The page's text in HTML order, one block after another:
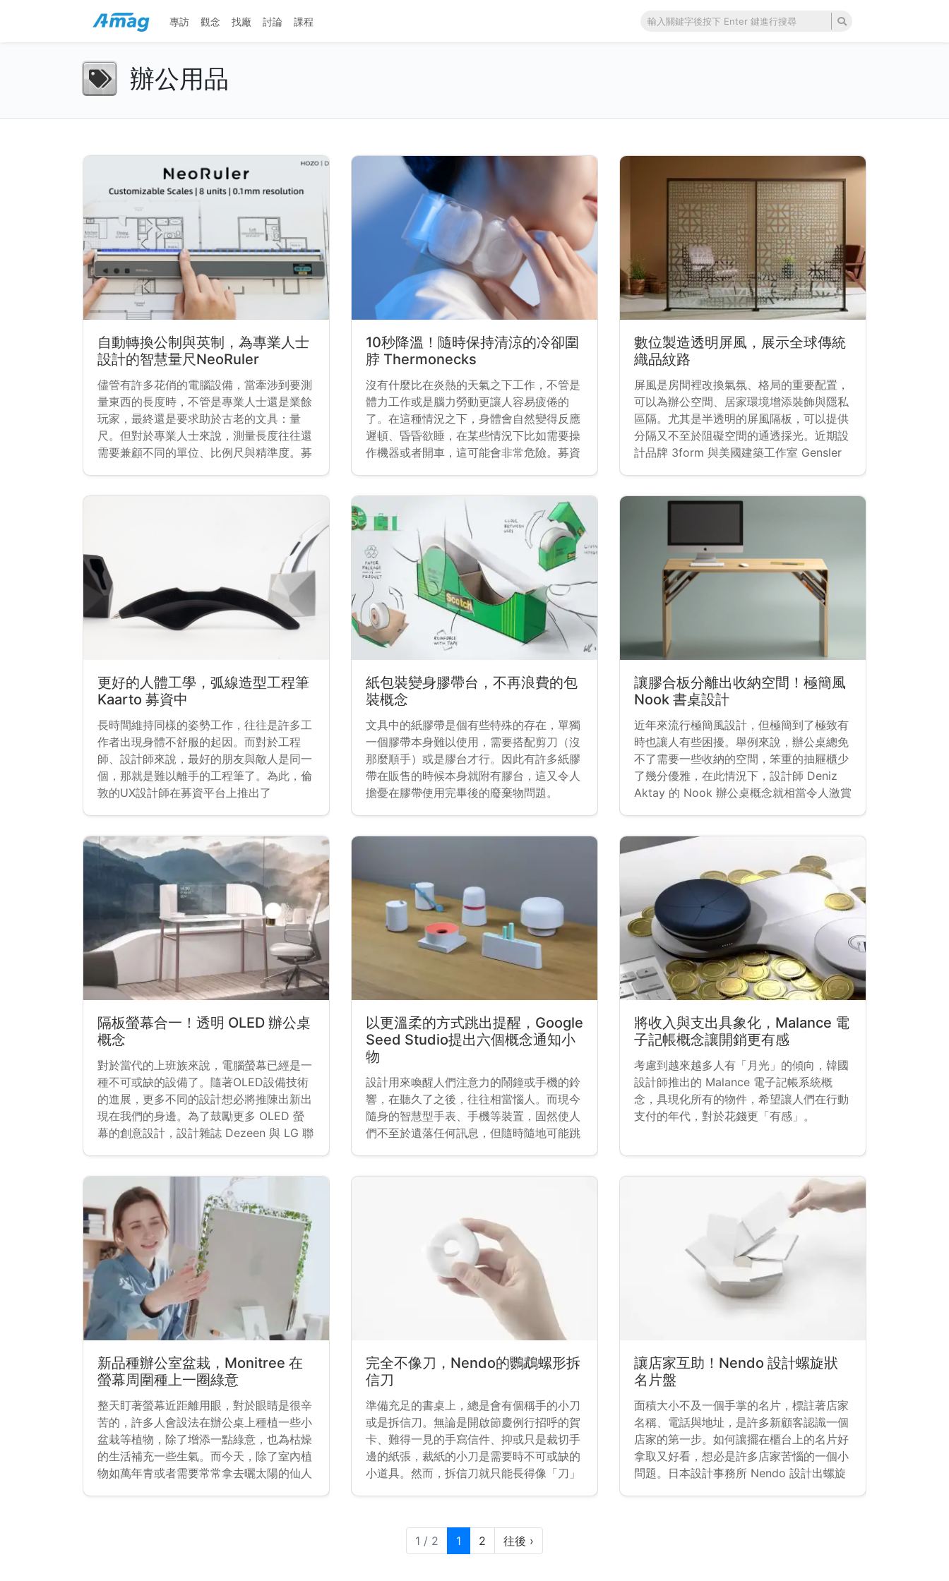
專訪 觀念 找廠 討論 課程
辦公用品
自動轉換公制與英制，為專業人士
設計的智慧量尺NeoRuler
儘管有許多花俏的電腦設備，當牽涉到要測
量東西的長度時，不管是專業人士還是業餘
玩家，最終還是要求助於古老的文具：量
尺。但對於專業人士來說，測量長度往往還
需要兼顧不同的單位、比例尺與精準度。募
10秒降溫！隨時保持清涼的冷卻圍
脖 Thermonecks
沒有什麼比在炎熱的天氣之下工作，不管是
體力工作或是腦力勞動更讓人容易疲倦的
了。在這種情況之下，身體會自然變得反應
遲頓、昏昏欲睡，在某些情況下比如需要操
作機器或者開車，這可能會非常危險。募資
了新的技術，可以快速又舒適的降低體溫。
數位製造透明屏風，展示全球傳統
織品紋路
屏風是房間裡改換氣氛、格局的重要配置，
可以為辦公空間、居家環境增添裝飾與隱私
區隔。尤其是半透明的屏風隔板，可以提供
分隔又不至於阻礙空間的通透採光。近期設
計品牌 3form 與美國建築工作室 Gensler
美觀，可供各種環境使用的設計。
更好的人體工學，弧線造型工程筆
Kaarto 募資中
長時間維持同樣的姿勢工作，往往是許多工
作者出現身體不舒服的起因。而對於工程
師、設計師來說，最好的朋友與敵人是同一
個，那就是難以離手的工程筆了。為此，倫
敦的UX設計師在募資平台上推出了
紙包裝變身膠帶台，不再浪費的包
裝概念
文具中的紙膠帶是個有些特殊的存在，單獨
一個膠帶本身難以使用，需要搭配剪刀（沒
那麼順手）或是膠台才行。因此有許多紙膠
帶在販售的時候本身就附有膠台，這又令人
擔憂在膠帶使用完畢後的廢棄物問題。
讓膠合板分離出收納空間！極簡風
Nook 書桌設計
近年來流行極簡風設計，但極簡到了極致有
時也讓人有些困擾。舉例來說，辦公桌總免
不了需要一些收納的空間，笨重的抽屜櫃少
了幾分優雅，在此情況下，設計師 Deniz
Aktay 的 Nook 辦公桌概念就相當令人激賞
隔板螢幕合一！透明 OLED 辦公桌
概念
對於當代的上班族來說，電腦螢幕已經是一
種不可或缺的設備了。隨著OLED設備技術
的進展，更多不同的設計想必將推陳出新出
現在我們的身邊。為了鼓勵更多 OLED 螢
幕的創意設計，設計雜誌 Dezeen 與 LG 聯
片中展示了他為透明OLED螢幕所做出的設
計 Caelum。
以更溫柔的方式跳出提醒，Google
Seed Studio提出六個概念通知小
物
設計用來喚醒人們注意力的鬧鐘或手機的鈴
響，在聽久了之後，往往相當惱人。而現今
隨身的智慧型手表、手機等裝置，固然使人
們不至於遺落任何訊息，但隨時隨地可能跳
為人們帶來新的訊息。
將收入與支出具象化，Malance 電
子記帳概念讓開銷更有感
考慮到越來越多人有「月光」的傾向，韓國
設計師推出的 Malance 電子記帳系統概
念，具現化所有的物件，希望讓人們在行動
支付的年代，對於花錢更「有感」。
新品種辦公室盆栽，Monitree 在
螢幕周圍種上一圈綠意
整天盯著螢幕近距離用眼，對於眼睛是很辛
苦的，許多人會設法在辦公桌上種植一些小
盆栽等植物，除了增添一點綠意，也為枯燥
的生活補充一些生氣。而今天，除了室內植
物如萬年青或者需要常常拿去曬太陽的仙人
完全不像刀，Nendo的鸚鵡螺形拆
信刀
準備充足的書桌上，總是會有個稱手的小刀
或是拆信刀。無論是開啟節慶例行招呼的賀
卡、難得一見的手寫信件、抑或只是裁切手
邊的紙張，裁紙的小刀是需要時不可或缺的
小道具。然而，拆信刀就只能長得像「刀」
全「不成刀型」。
讓店家互助！Nendo 設計螺旋狀
名片盤
面積大小不及一個手掌的名片，標註著店家
名稱、電話與地址，是許多新顧客認識一個
店家的第一步。如何讓擺在櫃台上的名片好
拿取又好看，想必是許多店家苦惱的一個小
問題。日本設計事務所 Nendo 設計出螺旋
1 / 2 目前頁面
1 頁次
2 往後 ›